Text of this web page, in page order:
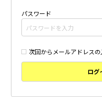
パスワード
次回からメールアドレス
ログ